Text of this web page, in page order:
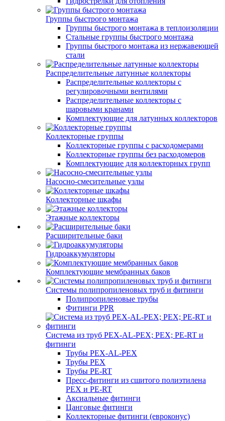
Группы быстрого монтажа
Группы быстрого монтажа в теплоизоляции
Стальные группы быстрого монтажа
Группы быстрого монтажа из нержавеющей
стали
Распределительные латунные коллекторы
Распределительные коллекторы с
регулировочными вентилями
Распределительные коллекторы с
шаровыми кранами
Комплектующие для латунных коллекторов
Коллекторные группы
Коллекторные группы с расходомерами
Коллекторные группы без расходомеров
Комплектующие для коллекторных групп
Насосно-смесительные узлы
Коллекторные шкафы
Этажные коллекторы
Расширительные баки
Гидроаккумуляторы
Комплектующие мембранных баков
Системы полипропиленовых труб и фитинги
Полипропиленовые трубы
Фитинги PPR
Система из труб PEX-AL-PEX; PEX; PE-RT и
фитинги
Трубы PEX-AL-PEX
Трубы PEX
Трубы PE-RT
Пресс-фитинги из сшитого полиэтилена
PEX и PE-RT
Аксиальные фитинги
Цанговые фитинги
Коллекторные фитинги (евроконус)